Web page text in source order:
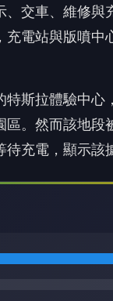
、交車、維修
充電站與版噴中
特斯拉體驗中心
區。然而該地段
充電，顯示該